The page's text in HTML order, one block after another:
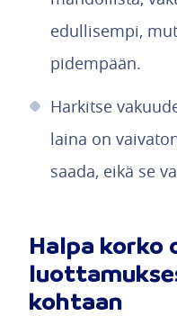
edullisempi,
pidempään.
Harkitse
laina on
saada, eikä se
Halpa korko
kohtaan